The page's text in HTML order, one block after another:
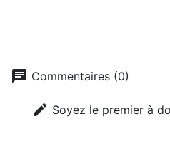
chat Commentaires (0)
edit Soyez le premier à